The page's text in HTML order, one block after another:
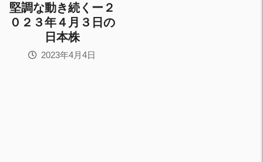
堅調な動き続くー２
０２３年４月３日の
日本株
2023年4月4日